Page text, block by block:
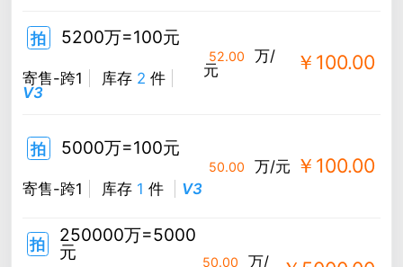
拍 5200万=100元
寄售-跨1 库存 2 件
V3
52.00
万/
元
￥100.00
拍 5000万=100元
寄售-跨1 库存 1 件 V3
50.00 万/元 ￥100.00
拍 250000万=5000
元 50.00 万/